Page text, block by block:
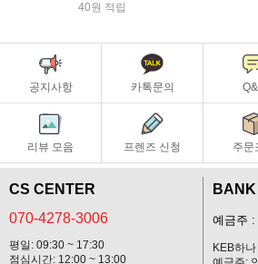
40원 적립
공지사항 카톡문의
리뷰 모음 프렌즈 신청 주문
CS CENTER
070-4278-3006
평일: 09:30 ~ 17:30
점심시간: 12:00 ~ 13:00
예금주 :
KEB하